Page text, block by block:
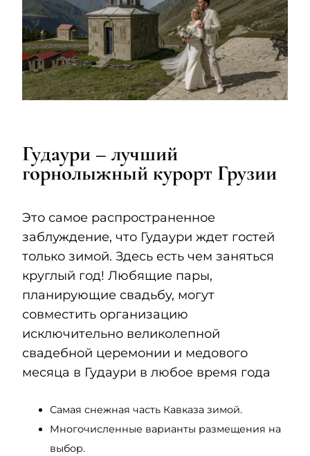
Гудаури – лучший
горнолыжный курорт Грузии
Это самое распространенное
заблуждение, что Гудаури ждет гостей
только зимой. Здесь есть чем заняться
круглый год! Любящие пары,
планирующие свадьбу, могут
совместить организацию
исключительно великолепной
свадебной церемонии и медового
месяца в Гудаури в любое время года
Самая снежная часть Кавказа зимой.
Многочисленные варианты размещения на
выбор.